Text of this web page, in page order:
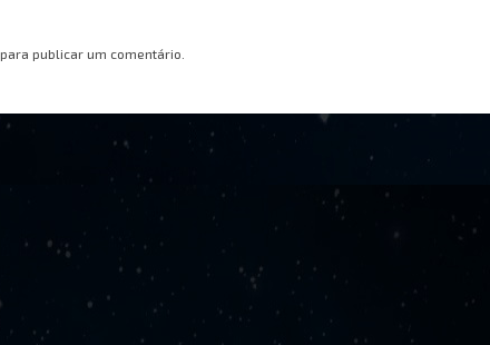
para publicar um comentário.